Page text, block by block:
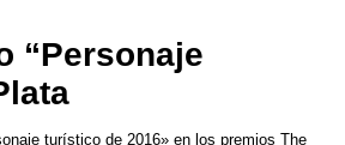
“Personaje
turístico de 2016» en los premios The